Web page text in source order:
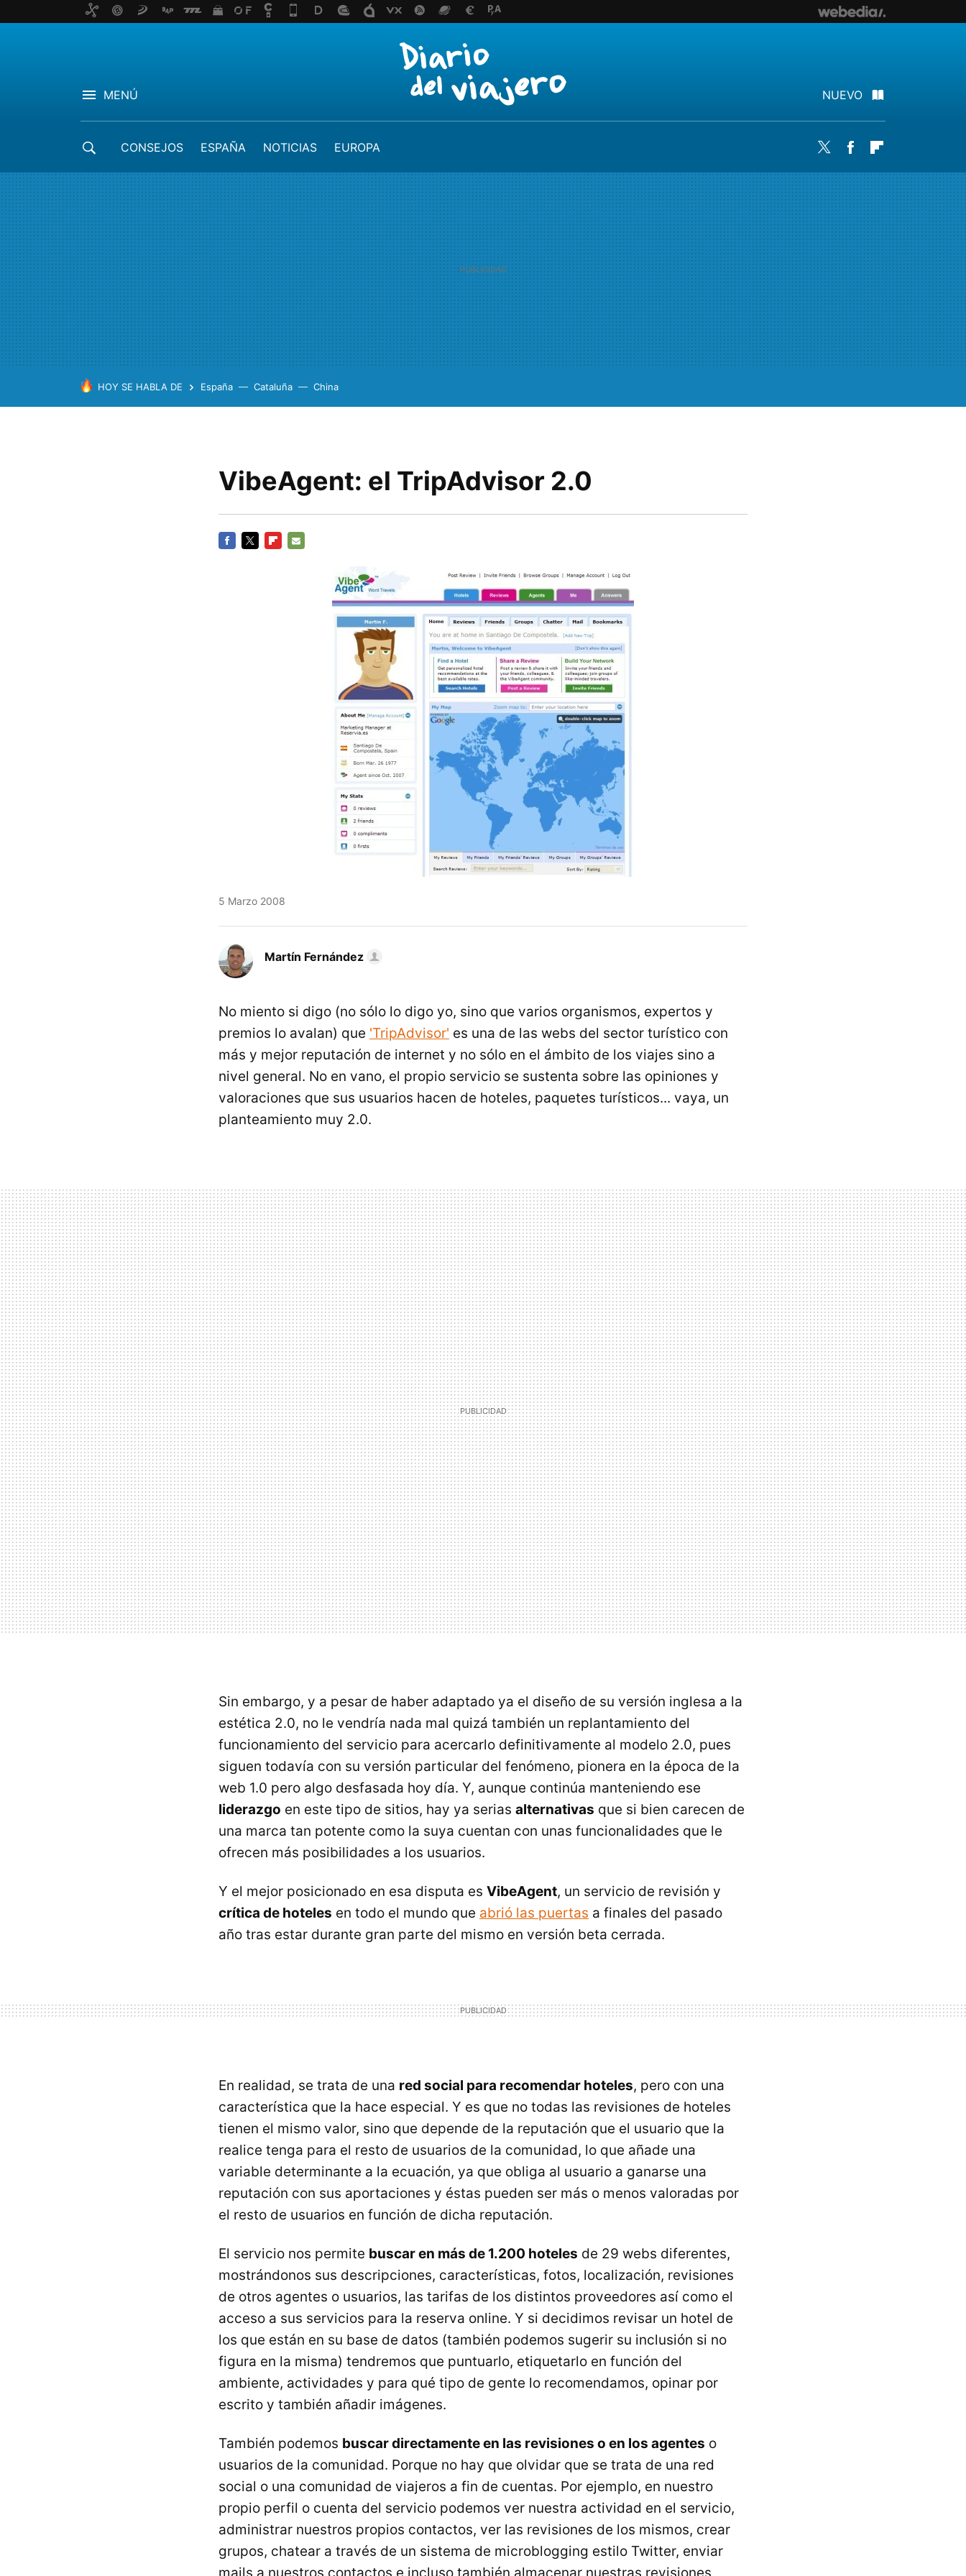
MENÚ NUEVO
CONSEJOS ESPAÑA NOTICIAS EUROPA Twitter Facebook
HOY SE HABLA DE España Cataluña China
VibeAgent: el TripAdvisor 2.0
5 Marzo 2008
Martín Fernández
No miento si digo (no sólo lo digo yo, sino que varios organismos, expertos y
premios lo avalan) que 'TripAdvisor' es una de las webs del sector turístico con
más y mejor reputación de internet y no sólo en el ámbito de los viajes sino a
nivel general. No en vano, el propio servicio se sustenta sobre las opiniones y
valoraciones que sus usuarios hacen de hoteles, paquetes turísticos... vaya, un
planteamiento muy 2.0.
Sin embargo, y a pesar de haber adaptado ya el diseño de su versión inglesa a la
estética 2.0, no le vendría nada mal quizá también un replantamiento del
funcionamiento del servicio para acercarlo definitivamente al modelo 2.0, pues
siguen todavía con su versión particular del fenómeno, pionera en la época de la
web 1.0 pero algo desfasada hoy día. Y, aunque continúa manteniendo ese
liderazgo en este tipo de sitios, hay ya serias alternativas que si bien carecen de
una marca tan potente como la suya cuentan con unas funcionalidades que le
ofrecen más posibilidades a los usuarios.
Y el mejor posicionado en esa disputa es VibeAgent, un servicio de revisión y
crítica de hoteles en todo el mundo que abrió las puertas a finales del pasado
año tras estar durante gran parte del mismo en versión beta cerrada.
En realidad, se trata de una red social para recomendar hoteles, pero con una
característica que la hace especial. Y es que no todas las revisiones de hoteles
tienen el mismo valor, sino que depende de la reputación que el usuario que la
realice tenga para el resto de usuarios de la comunidad, lo que añade una
variable determinante a la ecuación, ya que obliga al usuario a ganarse una
reputación con sus aportaciones y éstas pueden ser más o menos valoradas por
el resto de usuarios en función de dicha reputación.
El servicio nos permite buscar en más de 1.200 hoteles de 29 webs diferentes,
mostrándonos sus descripciones, características, fotos, localización, revisiones
de otros agentes o usuarios, las tarifas de los distintos proveedores así como el
acceso a sus servicios para la reserva online. Y si decidimos revisar un hotel de
los que están en su base de datos (también podemos sugerir su inclusión si no
figura en la misma) tendremos que puntuarlo, etiquetarlo en función del
ambiente, actividades y para qué tipo de gente lo recomendamos, opinar por
escrito y también añadir imágenes.
También podemos buscar directamente en las revisiones o en los agentes o
usuarios de la comunidad. Porque no hay que olvidar que se trata de una red
social o una comunidad de viajeros a fin de cuentas. Por ejemplo, en nuestro
propio perfil o cuenta del servicio podemos ver nuestra actividad en el servicio,
administrar nuestros propios contactos, ver las revisiones de los mismos, crear
grupos, chatear a través de un sistema de microblogging estilo Twitter, enviar